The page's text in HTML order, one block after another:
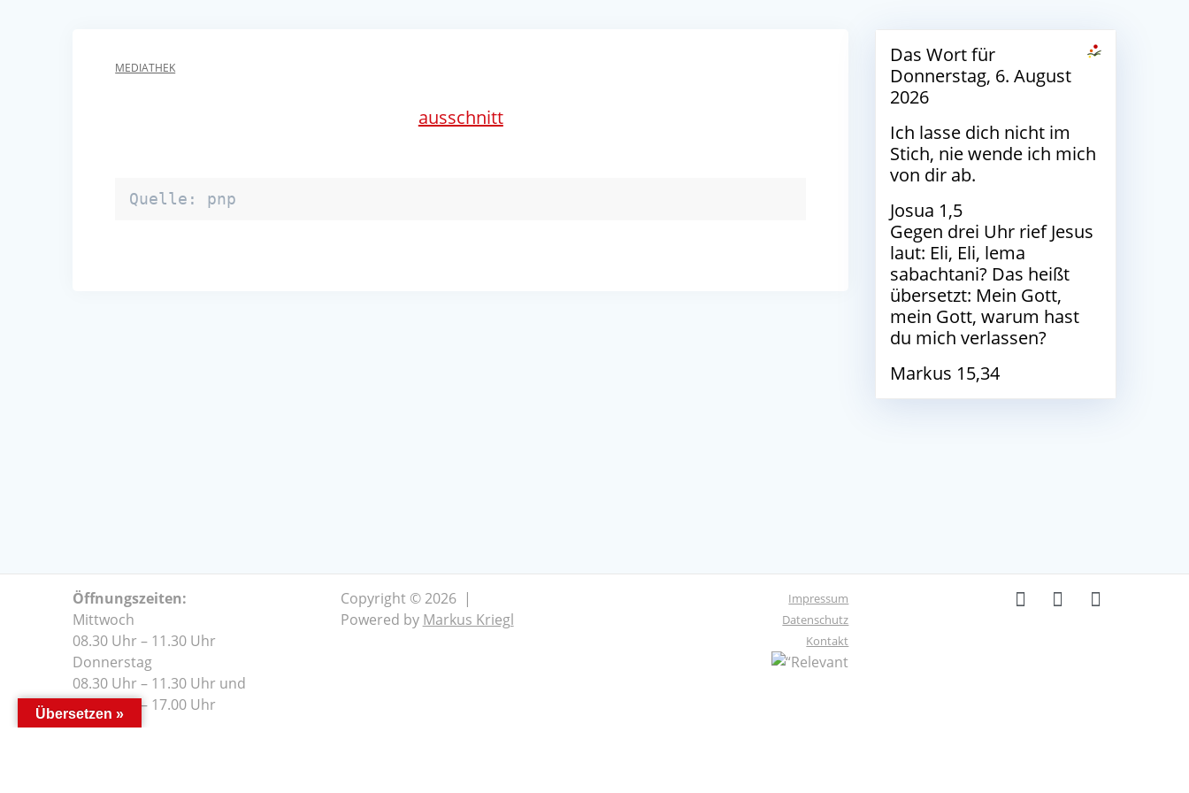
MEDIATHEK
ausschnitt
Quelle: pnp
Das Wort für
Donnerstag, 6. August
2026
Ich lasse dich nicht im
Stich, nie wende ich mich
von dir ab.
Josua 1,5
Gegen drei Uhr rief Jesus
laut: Eli, Eli, lema
sabachtani? Das heißt
übersetzt: Mein Gott,
mein Gott, warum hast
du mich verlassen?
Markus 15,34
Öffnungszeiten:
Mittwoch
08.30 Uhr – 11.30 Uhr
Donnerstag
08.30 Uhr – 11.30 Uhr und
14.00 Uhr – 17.00 Uhr
Copyright © 2026 |
Powered by Markus Kriegl
Impressum
Datenschutz
Kontakt
Übersetzen »